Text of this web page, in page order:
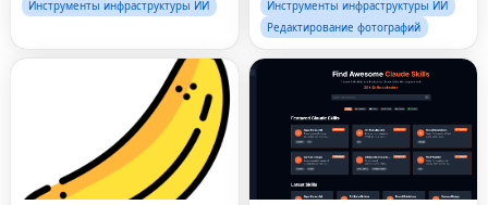
Инструменты инфраструктуры ИИ
Инструменты инфраструктуры ИИ
Редактирование фотографий